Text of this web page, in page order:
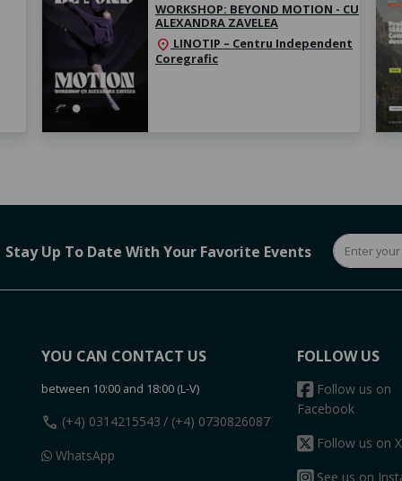
WORKSHOP: BEYOND MOTION - CU
ALEXANDRA ZAVELEA
location_on LINOTIP – Centru Independent
Coregrafic
Stay Up To Date With Your Favorite Events
YOU CAN CONTACT US
between 10:00 and 18:00 (L-V)
call (+4) 0314215543 / (+4) 0730826087
WhatsApp
FOLLOW US
Follow us on
Facebook
Follow us on X
See us on